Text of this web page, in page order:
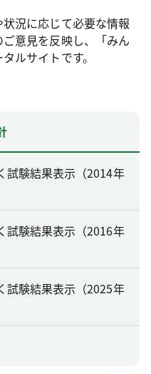
況に応じて必要な情報
意見を反映し、「みん
ルサイトです。
試験結果表示（2014年
試験結果表示（2016年
試験結果表示（2025年